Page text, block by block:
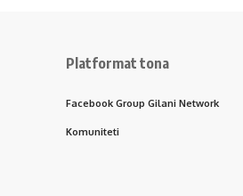
Platformat tona
Facebook Group Gilani Network
Komuniteti